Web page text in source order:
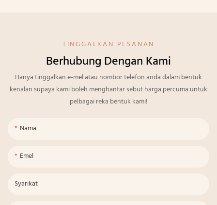
TINGGALKAN PESANAN
Berhubung Dengan Kami
Hanya tinggalkan e-mel atau nombor telefon anda dalam bentuk
kenalan supaya kami boleh menghantar sebut harga percuma untuk
pelbagai reka bentuk kami!
Nama
Emel
Syarikat